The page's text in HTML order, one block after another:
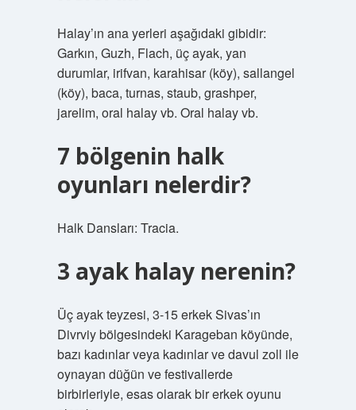
Halay’ın ana yerleri aşağıdaki gibidir:
Garkın, Guzh, Flach, üç ayak, yan
durumlar, irifvan, karahisar (köy), sallangel
(köy), baca, turnas, staub, grashper,
jarelim, oral halay vb. Oral halay vb.
7 bölgenin halk
oyunları nelerdir?
Halk Dansları: Tracia.
3 ayak halay nerenin?
Üç ayak teyzesi, 3-15 erkek Sivas’ın
Divrviy bölgesindeki Karageban köyünde,
bazı kadınlar veya kadınlar ve davul zoll ile
oynayan düğün ve festivallerde
birbirleriyle, esas olarak bir erkek oyunu